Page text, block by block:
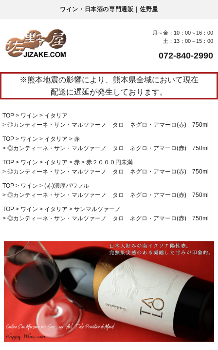
ワイン・日本酒の専門通販｜佐野屋
月～金：10：00～16：00
土：13：00～15：00
072-840-2990
※熊本地震の影響により、熊本県全域において現在
配送に遅延が発生しております。
TOP ワイン
イタリア
◎カンティーネ・サン・マルツァーノ タロ ネグロ・アマーロ(赤) 750ml
TOP ワイン イタリア
赤
◎カンティーネ・サン・マルツァーノ タロ ネグロ・アマーロ(赤) 750ml
TOP ワイン イタリア 赤
赤２０００円未満
◎カンティーネ・サン・マルツァーノ タロ ネグロ・アマーロ(赤) 750ml
TOP ワイン
(赤)濃厚パワフル
◎カンティーネ・サン・マルツァーノ タロ ネグロ・アマーロ(赤) 750ml
TOP ワイン イタリア
サンマルツァーノ
◎カンティーネ・サン・マルツァーノ タロ ネグロ・アマーロ(赤) 750ml